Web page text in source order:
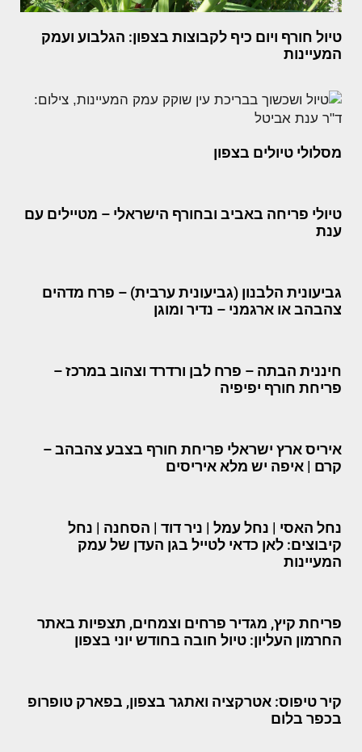
טיול חורף ויום כיף לקבוצות בצפון: הגלבוע ועמק
המעיינות
מסלולי טיולים בצפון
טיולי פריחה באביב ובחורף הישראלי – מטיילים עם
ענת
גביעונית הלבנון (גביעונית ערבית) – פרח מדהים
צהבהב או ארגמני – נדיר ומוגן
חיננית הבתה – פרח לבן ורדרד וצהוב במרכז –
פריחת חורף יפיפיה
איריס ארץ ישראלי פריחת חורף בצבע צהבהב –
קרם | איפה יש מלא איריסים
נחל האסי | נחל עמל | ניר דוד | הסחנה | נחל
קיבוצים: לאן כדאי לטייל בגן העדן של עמק
המעיינות
פריחת קיץ, מגדיר פרחים וצמחים, תצפיות באתר
החרמון העליון: טיול חובה בחודש יוני בצפון
קיר טיפוס: אטרקציה ואתגר בצפון, בפארק טופרופ
בכפר בלום